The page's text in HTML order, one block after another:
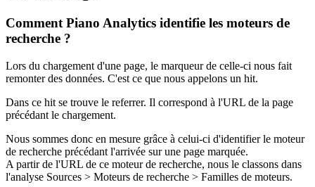
Comment Piano Analytics identifie les moteurs de
recherche ?
Lors du chargement d'une page, le marqueur de celle-ci nous fait
remonter des données. C'est ce que nous appelons un hit.
Dans ce hit se trouve le referrer. Il correspond à l'URL de la page
précédant le chargement.
Nous sommes donc en mesure grâce à celui-ci d'identifier le moteur
de recherche précédant l'arrivée sur une page marquée.
A partir de l'URL de ce moteur de recherche, nous le classons dans
l'analyse Sources > Moteurs de recherche > Familles de moteurs.